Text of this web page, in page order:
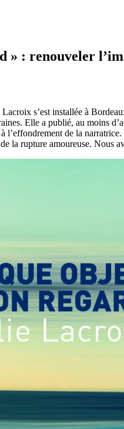
» : renouveler
s’est installée à
Elle a publié, au moins
l’effondrement de la
la rupture amoureuse. Nous